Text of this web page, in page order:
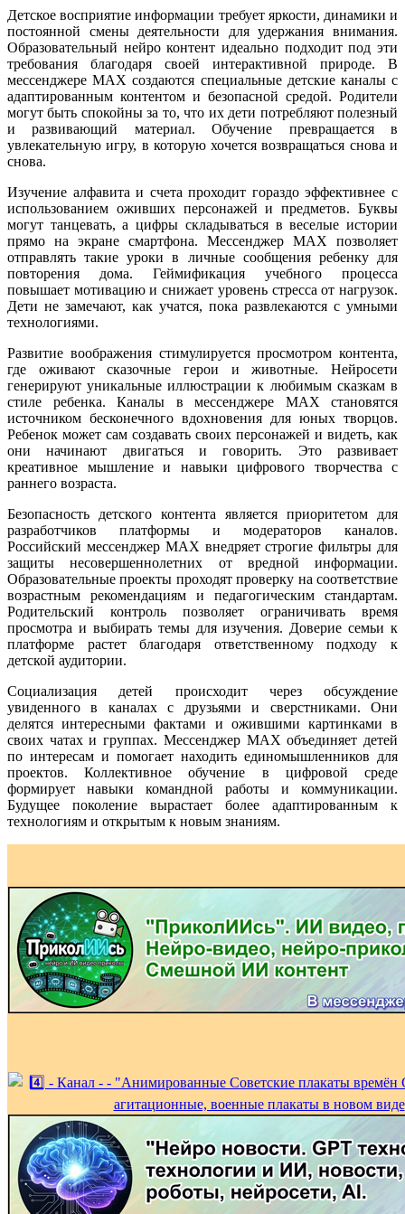
Детское восприятие информации требует яркости, динамики и
постоянной смены деятельности для удержания внимания.
Образовательный нейро контент идеально подходит под эти
требования благодаря своей интерактивной природе. В
мессенджере MAX создаются специальные детские каналы с
адаптированным контентом и безопасной средой. Родители
могут быть спокойны за то, что их дети потребляют полезный
и развивающий материал. Обучение превращается в
увлекательную игру, в которую хочется возвращаться снова и
снова.
Изучение алфавита и счета проходит гораздо эффективнее с
использованием оживших персонажей и предметов. Буквы
могут танцевать, а цифры складываться в веселые истории
прямо на экране смартфона. Мессенджер MAX позволяет
отправлять такие уроки в личные сообщения ребенку для
повторения дома. Геймификация учебного процесса
повышает мотивацию и снижает уровень стресса от нагрузок.
Дети не замечают, как учатся, пока развлекаются с умными
технологиями.
Развитие воображения стимулируется просмотром контента,
где оживают сказочные герои и животные. Нейросети
генерируют уникальные иллюстрации к любимым сказкам в
стиле ребенка. Каналы в мессенджере MAX становятся
источником бесконечного вдохновения для юных творцов.
Ребенок может сам создавать своих персонажей и видеть, как
они начинают двигаться и говорить. Это развивает
креативное мышление и навыки цифрового творчества с
раннего возраста.
Безопасность детского контента является приоритетом для
разработчиков платформы и модераторов каналов.
Российский мессенджер MAX внедряет строгие фильтры для
защиты несовершеннолетних от вредной информации.
Образовательные проекты проходят проверку на соответствие
возрастным рекомендациям и педагогическим стандартам.
Родительский контроль позволяет ограничивать время
просмотра и выбирать темы для изучения. Доверие семьи к
платформе растет благодаря ответственному подходу к
детской аудитории.
Социализация детей происходит через обсуждение
увиденного в каналах с друзьями и сверстниками. Они
делятся интересными фактами и ожившими картинками в
своих чатах и группах. Мессенджер MAX объединяет детей
по интересам и помогает находить единомышленников для
проектов. Коллективное обучение в цифровой среде
формирует навыки командной работы и коммуникации.
Будущее поколение вырастает более адаптированным к
технологиям и открытым к новым знаниям.